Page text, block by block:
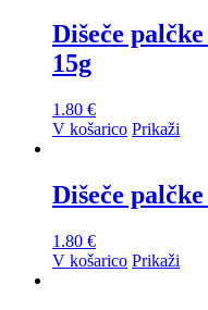
Dišeče
15g
1.80 €
V košarico Prikaži
Dišeče
1.80 €
V košarico Prikaži